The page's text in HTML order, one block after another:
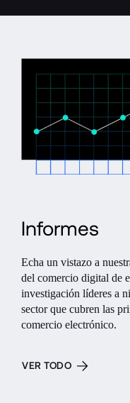
Informes
Echa un vistazo a
del comercio digital de
investigación líderes a
sector que cubren las
comercio electrónico.
VER TODO